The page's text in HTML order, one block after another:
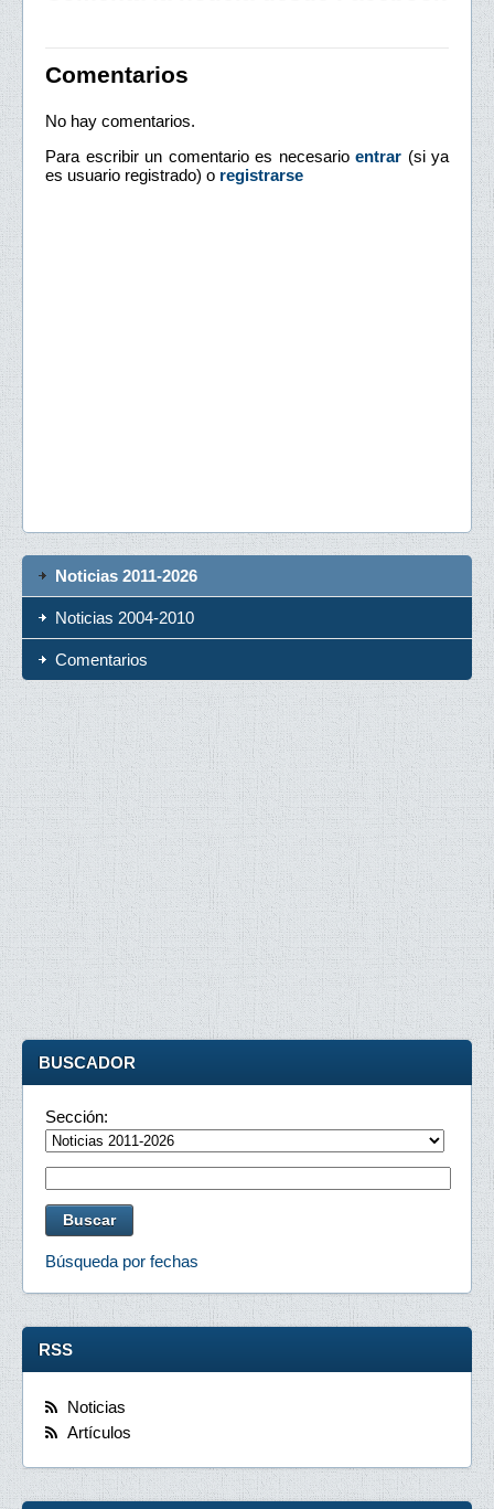
Comentarios
No hay comentarios.
Para escribir un comentario es necesario entrar (si ya
es usuario registrado) o registrarse
Noticias 2011-2026
Noticias 2004-2010
Comentarios
BUSCADOR
Sección:
Búsqueda por fechas
RSS
Noticias
Artículos